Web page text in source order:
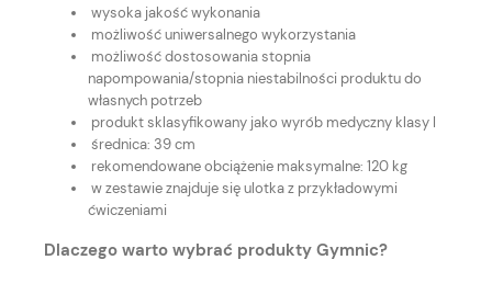
wysoka jakość wykonania
możliwość uniwersalnego wykorzystania
możliwość dostosowania stopnia
napompowania/stopnia niestabilności produktu do
własnych potrzeb
produkt sklasyfikowany jako wyrób medyczny klasy I
średnica: 39 cm
rekomendowane obciążenie maksymalne: 120 kg
w zestawie znajduje się ulotka z przykładowymi
ćwiczeniami
Dlaczego warto wybrać produkty Gymnic?